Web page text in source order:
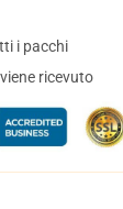
i pacchi
ricevuto